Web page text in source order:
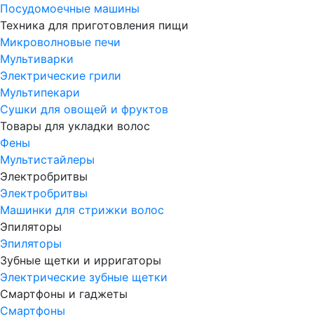
Посудомоечные машины
Техника для приготовления пищи
Микроволновые печи
Мультиварки
Электрические грили
Мультипекари
Сушки для овощей и фруктов
Товары для укладки волос
Фены
Мультистайлеры
Электробритвы
Электробритвы
Машинки для стрижки волос
Эпиляторы
Эпиляторы
Зубные щетки и ирригаторы
Электрические зубные щетки
Смартфоны и гаджеты
Смартфоны